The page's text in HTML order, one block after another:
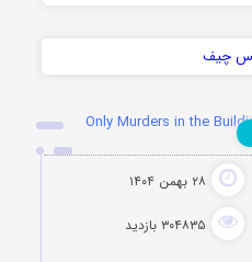
۲۸ بهمن ۱۴۰۴
۳۰۴۸۳۵ بازدید